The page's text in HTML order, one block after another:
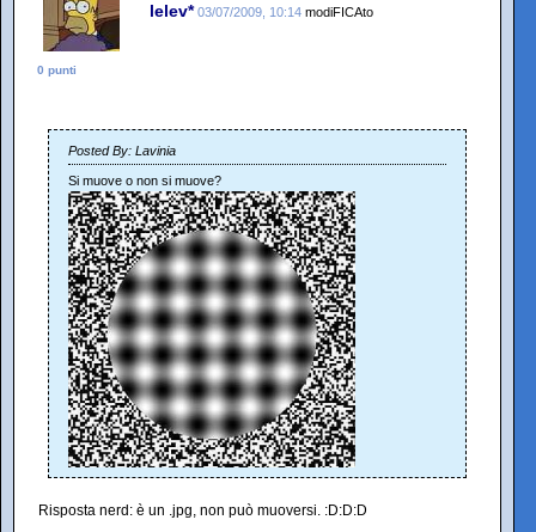
lelev* 03/07/2009, 10:14 modiFICAto
0 punti
Posted By: Lavinia
Si muove o non si muove?
Risposta nerd: è un .jpg, non può muoversi. :D:D:D